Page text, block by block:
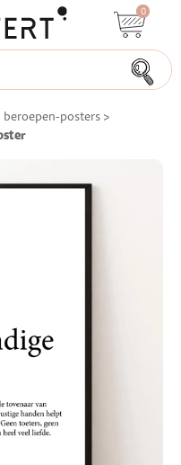
0
beroepen-posters >